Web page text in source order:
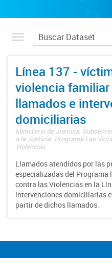
Línea 137 -
violencia familiar
llamados e
domiciliarias
Ministerio de Justicia.
a la Justicia. Programa Las
Violencias
Llamados atendidos por las
especializadas del Programa
contra las Violencias en la
intervenciones domiciliarias
partir de dichos llamados.